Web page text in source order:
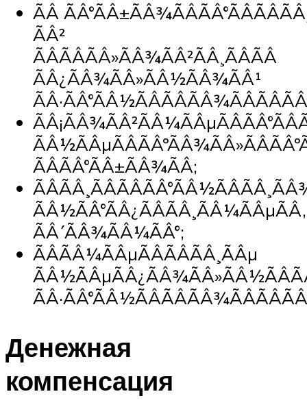
ÃÂ
ÃÂ²
ÃÂÃÂÃÂ»ÃÂ¾ÃÂ²ÃÂ¸ÃÂÃÂ
ÃÂ¿ÃÂ¾ÃÂ»ÃÂ½ÃÂ¾ÃÂ¹
ÃÂÃÂ°ÃÂ±ÃÂ¾ÃÂ;
ÃÂ½ÃÂ°ÃÂ¿ÃÂÃÂ¸ÃÂ¼ÃÂµÃÂ,
ÃÂ´ÃÂ¾ÃÂ¼ÃÂ°;
ÃÂÃÂ¼ÃÂµÃÂÃÂÃÂ¸ÃÂµ
Денежная
компенсация